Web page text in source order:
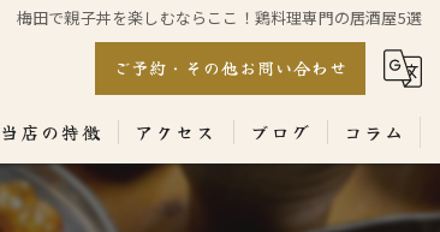
梅田で親子丼を楽しむならここ！鶏料理専門の居酒屋5選
ご予約・その他お問い合わせ
当店の特徴
居酒屋
アクセス ブログ コラム